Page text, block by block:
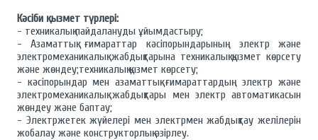
Кәсіби қызмет түрлері:
- техникалық пайдалануды ұйымдастыру;
- Азаматтық ғимараттар кәсіпорындарының электр және
электромеханикалық жабдықтарына техникалық қызмет көрсету
және жөндеу;техникалық қызмет көрсету;
- кәсіпорындар мен азаматтық ғимараттардың электр және
электромеханикалық жабдықтары мен электр автоматикасын
жөндеу және баптау;
- Электржетек жүйелері мен электрмен жабдықтау желілерін
жобалау және конструкторлық әзірлеу.